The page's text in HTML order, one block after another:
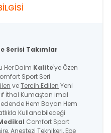
Serisi Takımlar
Her Daim Kalite'ye Özen
Sport Seri
veTercih Edilen Yeni
İthal Kumaştan İmal
Hem Bayan Hem
Kullanabileceği
Comfort Sport
Anestezi Teknikeri, Ebe